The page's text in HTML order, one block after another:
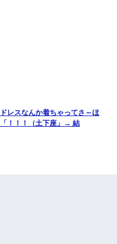
レスなんか着ちゃってさ～ほ
！！！（土下座」→ 結